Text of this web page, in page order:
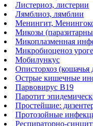
Листериоз, листерии
Лямблиоз, лямблии
Менингит,
Микозы
Микоплазменная
Микробиоценоз
Мобилункус
Описторхоз (кошачья
Острые кишечные
Парвовирус В19
Паротит
Простейшие:
Протозойные
Респираторно-